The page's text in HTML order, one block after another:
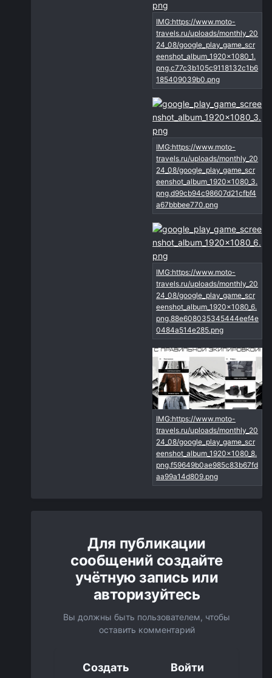
Для публикации
сообщений создайте
учётную запись или
авторизуйтесь
Вы должны быть пользователем, чтобы
оставить комментарий
Создать
Войти